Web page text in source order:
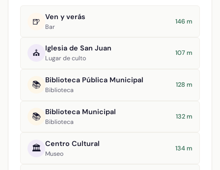
🍺 Ven y verás
Bar
146 m
⛪ Iglesia de San Juan
Lugar de culto
107 m
📚 Biblioteca Pública Municipal
Biblioteca
128 m
📚 Biblioteca Municipal
Biblioteca
132 m
🏛️ Centro Cultural
Museo
134 m